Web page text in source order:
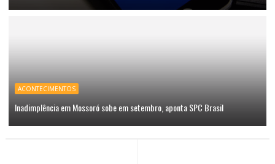
ACONTECIMENTOS
Inadimplência em Mossoró sobe em setembro, aponta SPC Brasil